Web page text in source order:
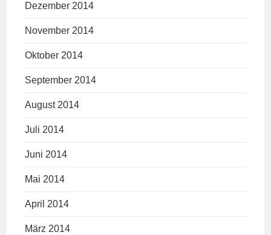
Dezember 2014
November 2014
Oktober 2014
September 2014
August 2014
Juli 2014
Juni 2014
Mai 2014
April 2014
März 2014